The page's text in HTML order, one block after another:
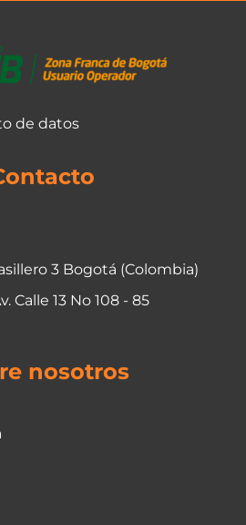
de datos
3 Bogotá (Colombia)
Calle 13 No 108 - 85
nosotros